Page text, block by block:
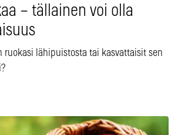
– tällainen voi olla
ruokasi lähipuistosta tai kasvattaisit sen